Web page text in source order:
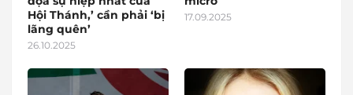
Hội Thánh,’ cần phải ‘bị
lãng quên’
26.10.2025
17.09.2025